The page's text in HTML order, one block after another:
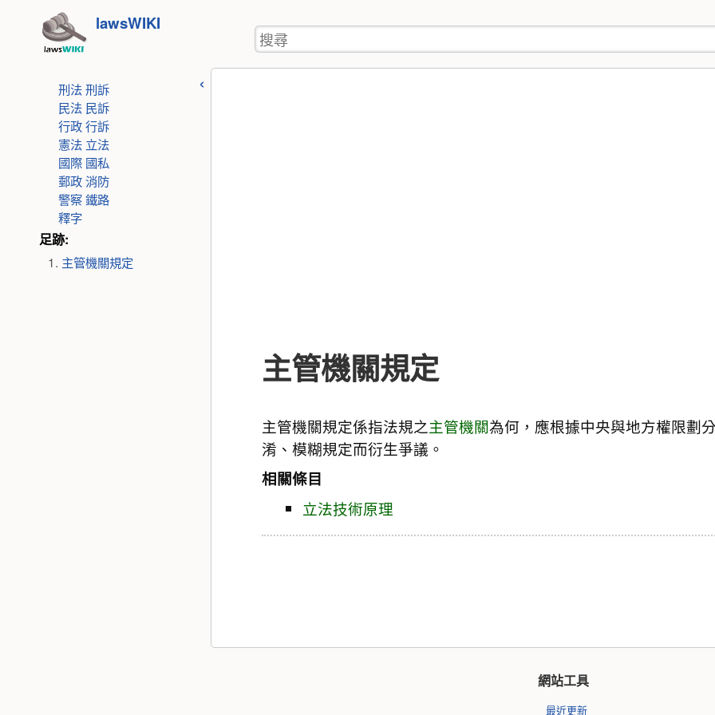
lawsWIKI
用
者
工
搜
尋
刑法刑訴
民法 民訴
行政行訴
憲法 立法
國際 國私
郵政消防
警察鐵路
釋字
足跡:
主管機關規定
主管機關規定
主管機關規定係指法規之主管機關為何，應根據中央與地方權限劃
淆、模糊規定而衍生爭議。
相關條目
立法技術原理
網站工具
最近更新